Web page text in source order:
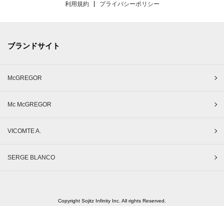
利用規約 プライバシーポリシー
ブランドサイト
McGREGOR
Mc McGREGOR
VICOMTE A.
SERGE BLANCO
Copyright Sojitz Infinity Inc. All rights Reserved.